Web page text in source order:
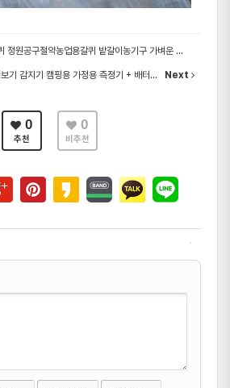
정원공구절약농업용갈퀴 밭갈이농기구 가벼운 ...
기 감지기 캠핑용 가정용 측정기 + 배터... Next
0
추천
0
비추천